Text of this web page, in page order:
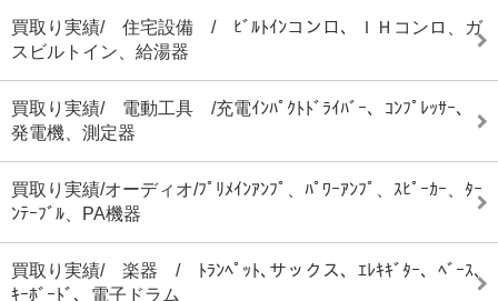
買取り実績/ 住宅設備 / ﾋﾞﾙﾄｲﾝコンロ、ＩＨコンロ、ガ
スビルトイン、給湯器
買取り実績/ 電動工具 /充電ｲﾝﾊﾟｸﾄﾄﾞﾗｲﾊﾞｰ、ｺﾝﾌﾟﾚｯｻｰ、
発電機、測定器
買取り実績/オーディオ/ﾌﾟﾘﾒｲﾝｱﾝﾌﾟ、ﾊﾟﾜｰｱﾝﾌﾟ、ｽﾋﾟｰｶｰ、ﾀｰ
ﾝﾃｰﾌﾞﾙ、PA機器
買取り実績/ 楽器 / ﾄﾗﾝﾍﾟｯﾄ､サックス、ｴﾚｷｷﾞﾀｰ、ﾍﾞｰｽ､
ｷｰﾎﾞｰﾄﾞ、電子ドラム